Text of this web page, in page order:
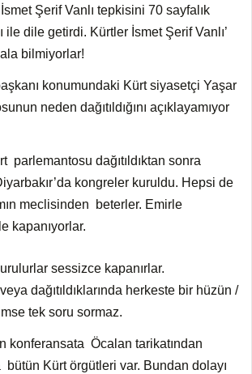
Şerif Vanlı tepkisini 70 sayfalık
ile dile getirdi. Kürtler İsmet Şerif Vanlı’
bilmiyorlar!
konumundaki Kürt siyasetçi Yaşar
neden dağıtıldığını açıklayamıyor
parlemantosu dağıtıldıktan sonra
kongreler kuruldu. Hepsi de
meclisinden beterler. Emirle
kapanıyorlar.
sessizce kapanırlar.
dağıtıldıklarında herkeste bir hüzün /
tek soru sormaz.
konferansata Öcalan tarikatından
bütün Kürt örgütleri var. Bundan dolayı